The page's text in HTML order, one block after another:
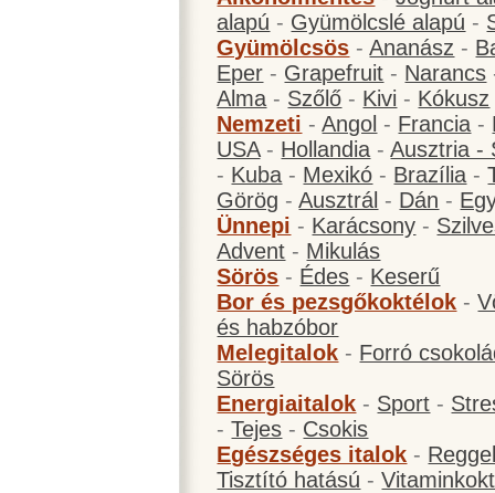
alapú - Gyümölcslé alapú -
Gyümölcsös -Ananász -
Eper - Grapefruit - Narancs
Alma - Szőlő - Kivi - Kókusz
Nemzeti -Angol - Francia -
USA- Hollandia -Ausztria -
- Kuba - Mexikó - Brazília -
Görög -Ausztrál - Dán -
Ünnepi - Karácsony -
Advent - Mikulás
Sörös - Édes - Keserű
Bor és pezsgőkoktélok -
és habzóbor
Melegitalok - Forró
Sörös
Energiaitalok - Sport -
-Tejes - Csokis
Egészséges italok -
Tisztító hatású -